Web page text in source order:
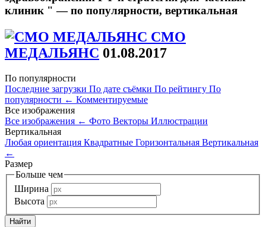
клиник " — по популярности, вертикальная
СМО
МЕДАЛЬЯНС 01.08.2017
По популярности
Последние загрузки По дате съёмки По рейтингу По
популярности ← Комментируемые
Все изображения
Все изображения ← Фото Векторы Иллюстрации
Вертикальная
Любая ориентация Квадратные Горизонтальная Вертикальная
←
Размер
Больше чем
Ширина
Высота